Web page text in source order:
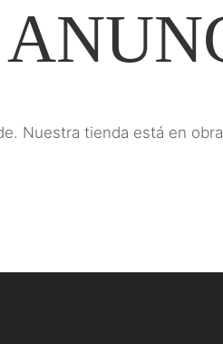
Nuestra tienda está en